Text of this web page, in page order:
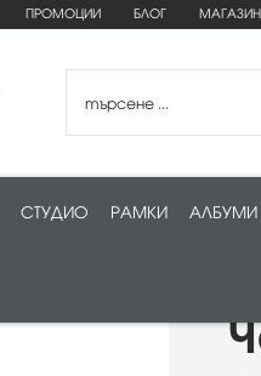
ПРОМОЦИИ БЛОГ
СТУДИО РАМКИ АЛБУМИ